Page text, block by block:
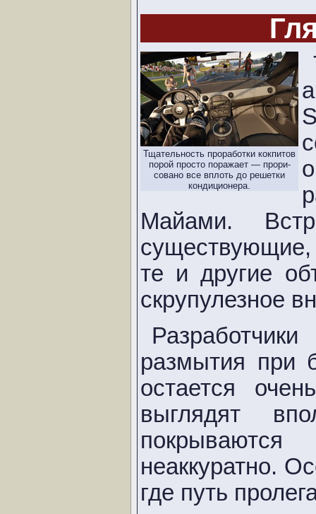
Тщательность проработки кокпитов
порой просто поражает — прори-
совано все вплоть до решетки
кондиционера.
Майами.
те и другие
скрупулезное
размытия при
остается
выглядят
неаккуратно.
где путь